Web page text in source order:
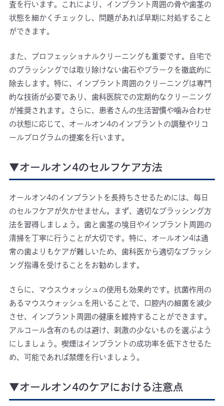
査を行います。これにより、インプラント周囲の骨や歯茎の
状態を細かくチェックし、問題があれば早期に対処すること
ができます。
また、プロフェッショナルクリーニングも重要です。自宅で
のブラッシングでは取り除けない歯石やプラークを徹底的に
除去します。特に、インプラント周囲のクリーニングは専門
的な技術が必要であり、歯科医院での定期的なクリーニング
が推奨されます。さらに、患者さんの生活習慣や噛み合わせ
の状態に応じて、オールオン4のインプラントの調整やリコ
ールプログラムの提案を行います。
▼オールオン4のセルフケア方法
オールオン4のインプラントを長持ちさせるためには、毎日
のセルフケアが欠かせません。まず、適切なブラッシング方
法を習得しましょう。歯と歯茎の境目やインプラント周囲の
清掃を丁寧に行うことが大切です。特に、オールオン4は通
常の歯よりもケアが難しいため、歯科医から適切なブラッシ
ング指導を受けることをお勧めします。
さらに、マウスウォッシュの使用も効果的です。抗菌作用の
あるマウスウォッシュを用いることで、口腔内の細菌を減少
させ、インプラント周囲の健康を維持することができます。
アルコール含有のものは避け、刺激の少ないものを選ぶよう
にしましょう。喫煙はインプラントの成功率を低下させるた
め、可能であれば禁煙を行いましょう。
▼オールオン4のケアにおける注意点